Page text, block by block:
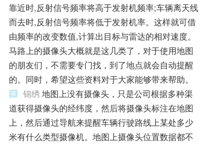
靠近时,反射信号频率将高于发射机频率;车辆离天线
而去时,反射信号频率将低于发射机率。这样就可借
由频率的改变数值,计算出目标与雷达的相对速度。
马路上的摄像头大概就是这几类了，对于使用地图
的朋友们，不需要专门找，到了地点就会自动提醒
的。同时，希望这些资料对于大家能够带来帮助。
锦绣 地图上没有摄像头，只是公司根据多种渠
道获得摄像头的经纬度，然后将摄像头标注在地图
上，然后通过导航来提醒车辆行驶路线上某处多少
米有什么类型摄像机。地图上摄像头位置数据都不